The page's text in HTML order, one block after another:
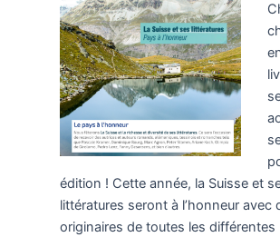
édition ! Cette année, la Suisse et
littératures seront à l’honneur avec
originaires de toutes les différentes